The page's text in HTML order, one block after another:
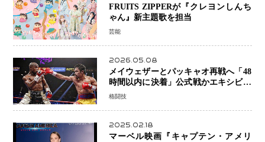
FRUITS ZIPPERが『クレヨンしんち
ゃん』新主題歌を担当
芸能
2026.05.08
メイウェザーとパッキャオ再戦へ「48
時間以内に決着」公式戦かエキシビシ
ョンか混迷続く
格闘技
2025.02.18
マーベル映画『キャプテン・アメリ